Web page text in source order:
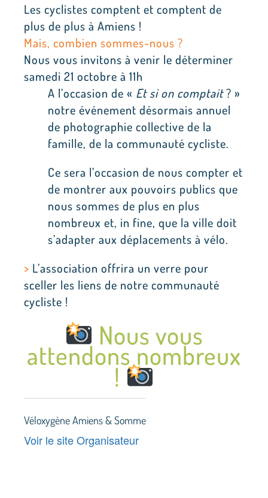
Les cyclistes comptent et comptent de
plus de plus à Amiens !
Mais, combien sommes-nous ?
Nous vous invitons à venir le déterminer
samedi 21 octobre à 11h
A l’occasion de « Et si on comptait? »
notre événement désormais annuel
de photographie collective de la
famille, de la communauté cycliste.
Ce sera l’occasion de nous compter et
de montrer aux pouvoirs publics que
nous sommes de plus en plus
nombreux et, in fine, que la ville doit
s’adapter aux déplacements à vélo.
> L’association offrira un verre pour
sceller les liens de notre communauté
cycliste !
Nous vous
attendons nombreux
!
Véloxygène Amiens & Somme
Voir le site Organisateur